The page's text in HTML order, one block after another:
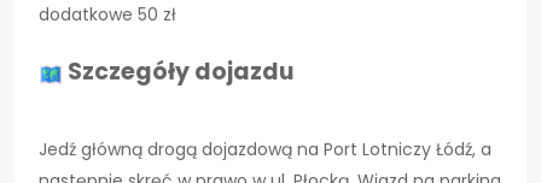
dodatkowe 50 zł
Szczegóły dojazdu
Jedź główną drogą dojazdową na Port Lotniczy Łódź, a